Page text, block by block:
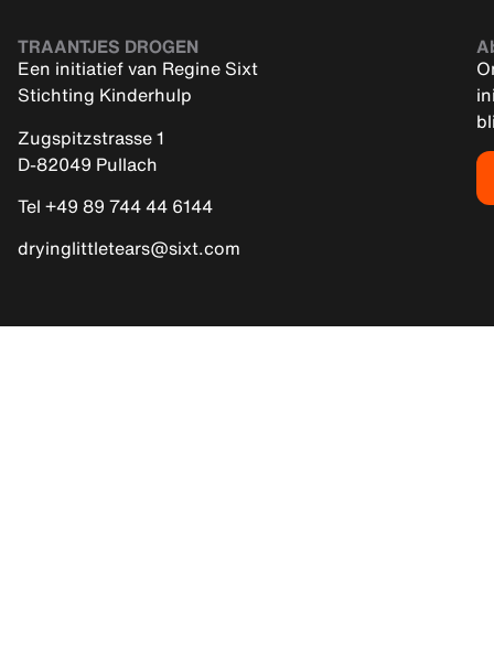
TRAANTJES DROGEN
Een initiatief van Regine Sixt
Stichting Kinderhulp
Zugspitzstrasse 1
D-82049 Pullach
Tel +49 89 744 44 6144
dryinglittletears@sixt.com